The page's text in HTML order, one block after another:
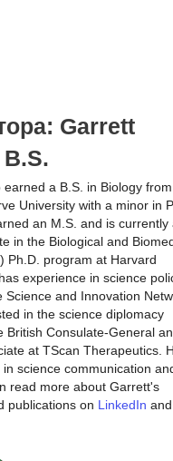
Garrett
a B.S. in Biology
University with a minor in
an M.S. and is currently
in the Biological and
Ph.D. program at Harvard
experience in science
Science and Innovation
in the science diplomacy
British Consulate-General
at TScan Therapeutics.
science communication
read more about Garrett's
publications on LinkedIn and